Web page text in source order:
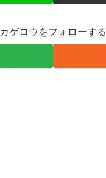
カゲロウをフォローする